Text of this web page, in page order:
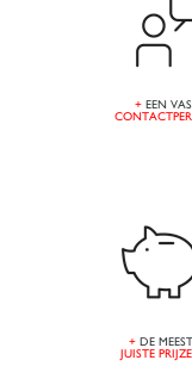
+ EEN
+DE MEEST
JUISTE